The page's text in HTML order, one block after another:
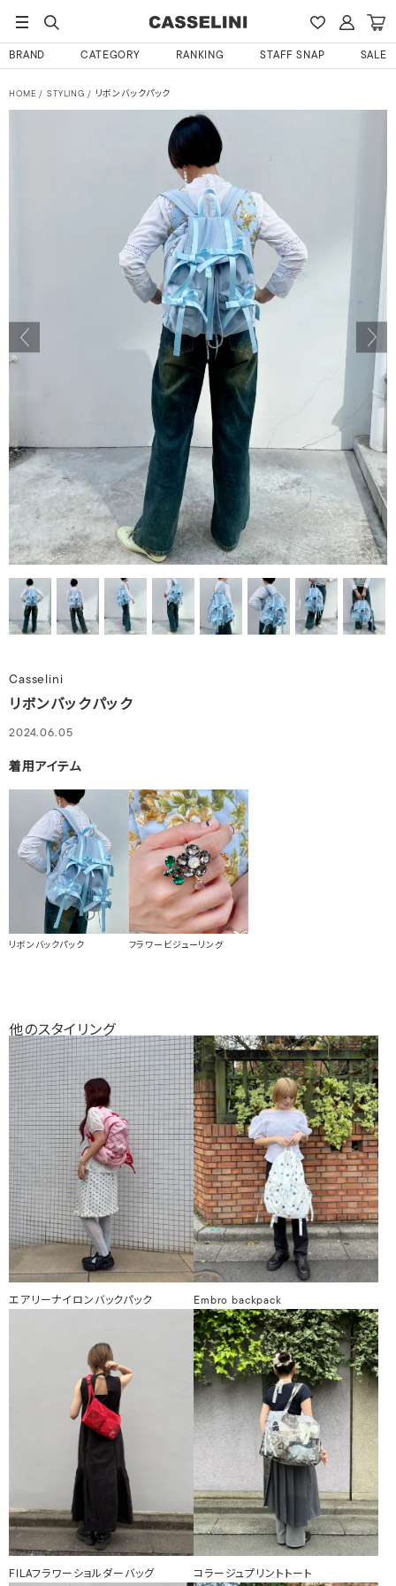
BRAND CATEGORY RANKING STAFF SNAP SALE
HOME STYLING リボンバックパック
Casselini
リボンバックパック
2024.06.05
着用アイテム
リボンバックパック フラワービジューリング
他のスタイリング
エアリーナイロンバックパック Embro backpack
FILAフラワーショルダーバッグ コラージュプリントトート